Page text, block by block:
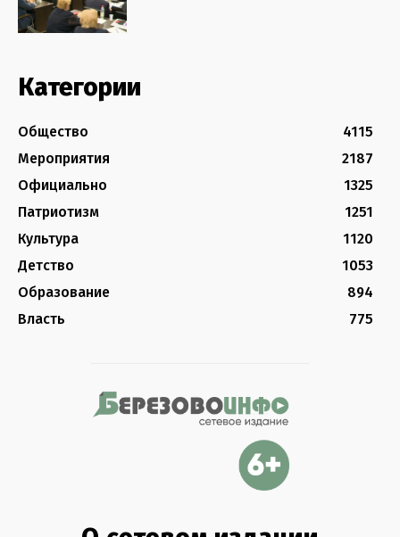
Категории
Общество
4115
Мероприятия
2187
Официально
1325
Патриотизм
1251
Культура
1120
Детство
1053
Образование
894
Власть
775